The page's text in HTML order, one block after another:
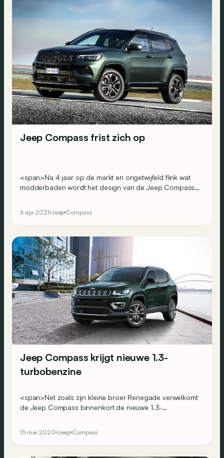
Jeep Compass frist zich op
<span>Na 4 jaar op de markt en ongetwijfeld flink wat
modderbaden wordt het design van de Jeep Compass
6 apr 2021 Jeep Compass
Jeep Compass krijgt nieuwe 1.3-
turbobenzine
<span>Net zoals zijn kleine broer Renegade verwelkomt
de Jeep Compass binnenkort de nieuwe 1.3-
zijn dynamisch rijgedrag te verbeteren.</span>
15 mei 2020 Jeep Compass